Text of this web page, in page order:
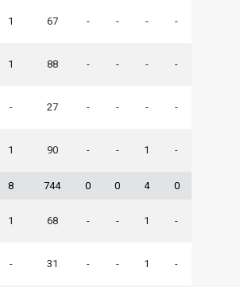
1 67 - - - -
1 88 - - - -
- 27 - - - -
1 90 - - 1 -
8 744 0 0 4 0
1 68 - - 1 -
- 31 - - 1 -